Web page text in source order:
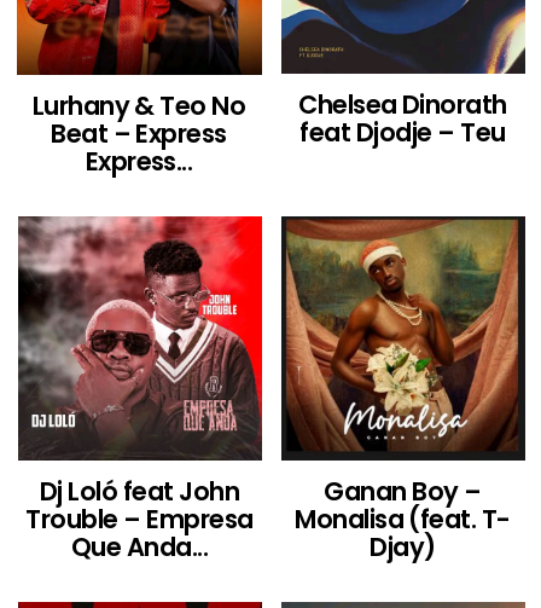
Lurhany & Teo No
Beat – Express
Express...
Chelsea Dinorath
feat Djodje – Teu
Dj Loló feat John
Trouble – Empresa
Que Anda...
Ganan Boy –
Monalisa (feat. T-
Djay)